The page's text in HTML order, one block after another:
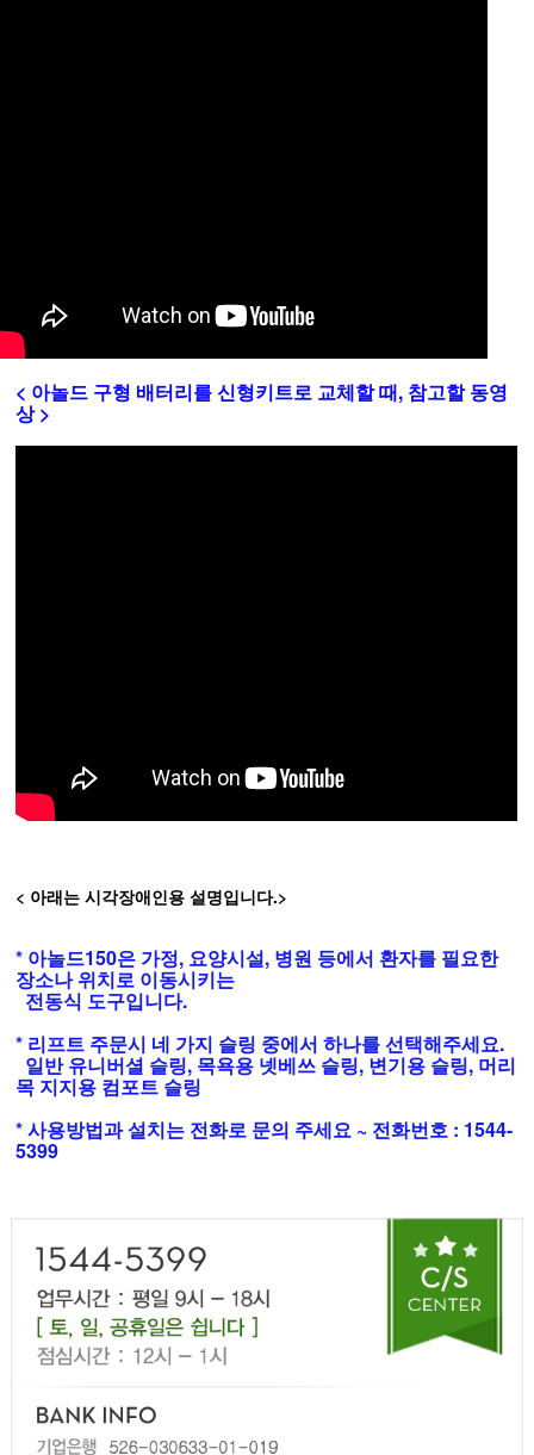
< 아놀드 구형 배터리를 신형키트로 교체할 때, 참고할 동영
상 >
< 아래는 시각장애인용 설명입니다.>
* 아놀드150은 가정, 요양시설, 병원 등에서 환자를 필요한
장소나 위치로 이동시키는
전동식 도구입니다.
* 리프트 주문시 네 가지 슬링 중에서 하나를 선택해주세요.
일반 유니버셜 슬링, 목욕용 넷베쓰 슬링, 변기용 슬링, 머리
목 지지용 컴포트 슬링
* 사용방법과 설치는 전화로 문의 주세요 ~ 전화번호 : 1544-
5399